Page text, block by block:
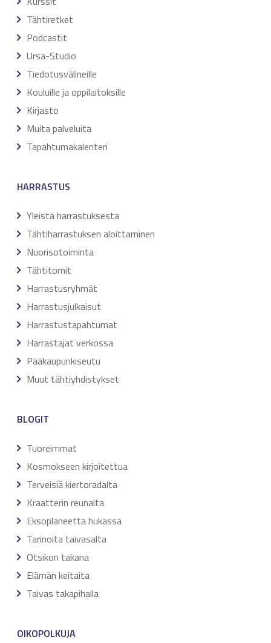
Tähtiretket
Podcastit
Ursa-Studio
Tiedotusvälineille
Kouluille ja oppilaitoksille
Kirjasto
Muita palveluita
Tapahtumakalenteri
HARRASTUS
Yleistä harrastuksesta
Tähtiharrastuksen aloittaminen
Nuorisotoiminta
Tähtitornit
Harrastusryhmät
Harrastusjulkaisut
Harrastustapahtumat
Harrastajat verkossa
Pääkaupunkiseutu
Muut tähtiyhdistykset
BLOGIT
Tuoreimmat
Kosmokseen kirjoitettua
Terveisiä kiertoradalta
Kraatterin reunalta
Eksoplaneetta hukassa
Tarinoita taivasalta
Otsikon takana
Elämän keitaita
Taivas takapihalla
OIKOPOLKUJA